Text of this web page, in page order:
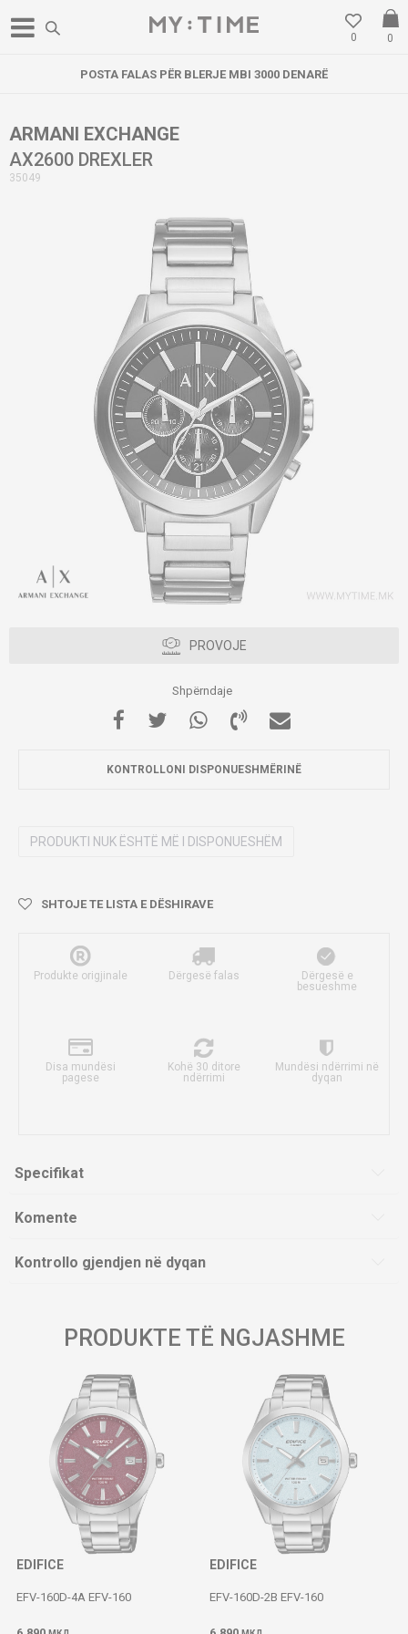
0
0
POSTA FALAS PËR BLERJE MBI 3000 DENARË
ARMANI EXCHANGE
AX2600 DREXLER
35049
PROVOJE
Shpërndaje
KONTROLLONI DISPONUESHMËRINË
PRODUKTI NUK ËSHTË MË I DISPONUESHËM
SHTOJE TE LISTA E DËSHIRAVE
Produkte origjinale Dërgesë falas
Dërgesë e
besueshme
Disa mundësi
pagese
Kohë 30 ditore
ndërrimi
Mundësi ndërrimi në
dyqan
Specifikat
Komente
Kontrollo gjendjen në dyqan
PRODUKTE TË NGJASHME
EDIFICE
EFV-160D-4A EFV-160
EDIFICE
EFV-160D-2B EFV-160